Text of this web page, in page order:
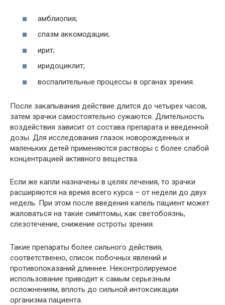
амблиопия;
спазм аккомодации;
ирит;
иридоциклит;
воспалительные процессы в органах зрения.
После закапывания действие длится до четырех часов,
затем зрачки самостоятельно сужаются. Длительность
воздействия зависит от состава препарата и введенной
дозы. Для исследования глазок новорожденных и
маленьких детей применяются растворы с более слабой
концентрацией активного вещества.
Если же капли назначены в целях лечения, то зрачки
расширяются на время всего курса – от недели до двух
недель. При этом после введения капель пациент может
жаловаться на такие симптомы, как светобоязнь,
слезотечение, снижение остроты зрения.
Такие препараты более сильного действия,
соответственно, список побочных явлений и
противопоказаний длиннее. Неконтролируемое
использование приводит к самым серьезным
осложнениям, вплоть до сильной интоксикации
организма пациента.